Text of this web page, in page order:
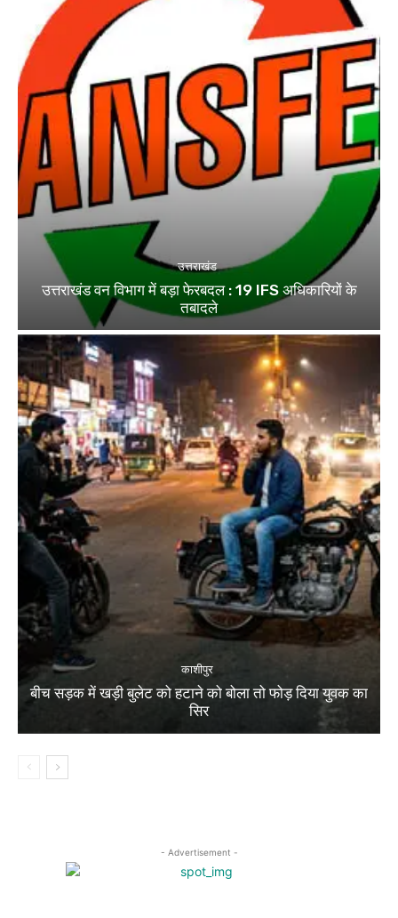
उत्तराखंड
उत्तराखंड वन विभाग में बड़ा फेरबदल : 19 IFS अधिकारियों के
तबादले
काशीपुर
बीच सड़क में खड़ी बुलेट को हटाने को बोला तो फोड़ दिया युवक का
सिर
- Advertisement -